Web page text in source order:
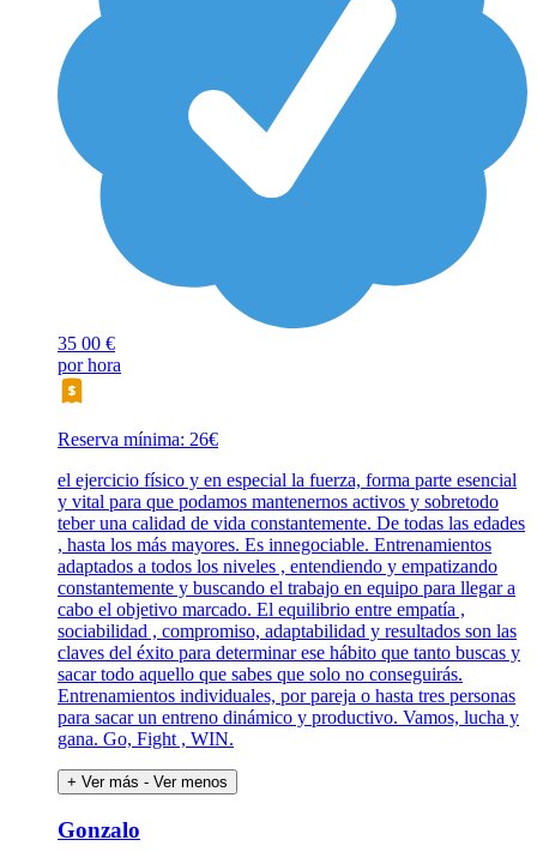
35 00 €
por hora
Reserva mínima: 26€
el ejercicio físico y en especial la fuerza, forma parte esencial
y vital para que podamos mantenernos activos y sobretodo
teber una calidad de vida constantemente. De todas las edades
, hasta los más mayores. Es innegociable. Entrenamientos
adaptados a todos los niveles , entendiendo y empatizando
constantemente y buscando el trabajo en equipo para llegar a
cabo el objetivo marcado. El equilibrio entre empatía ,
sociabilidad , compromiso, adaptabilidad y resultados son las
claves del éxito para determinar ese hábito que tanto buscas y
sacar todo aquello que sabes que solo no conseguirás.
Entrenamientos individuales, por pareja o hasta tres personas
para sacar un entreno dinámico y productivo. Vamos, lucha y
gana. Go, Fight , WIN.
+ Ver más - Ver menos
Gonzalo